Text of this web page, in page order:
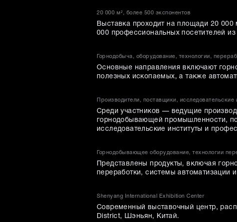
20 000 м², более 500 экспонентов
Выставка проходит на площади 20 000
000 профессиональных посетителей
Горнодобыча, оборудование, технологии,
Основные направления включают
полезных ископаемых, а также
Производители, поставщики, исследовательские
Среди участников — ведущие
горнодобывающей промышленности,
исследовательские институты и
Горнодобывающее оборудование, технологии
Представлены продукты, включая
переработки, системы автоматизации
Shenyang International Exhibition Center
Современный выставочный центр,
District, Шэньян, Китай.